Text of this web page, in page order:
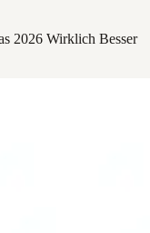
2026 Wirklich Besser